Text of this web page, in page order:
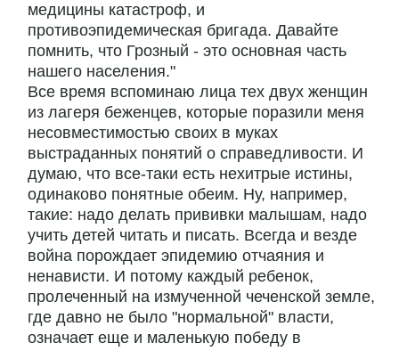
медицины катастроф, и
противоэпидемическая бригада. Давайте
помнить, что Грозный - это основная часть
нашего населения."
Все время вспоминаю лица тех двух женщин
из лагеря беженцев, которые поразили меня
несовместимостью своих в муках
выстраданных понятий о справедливости. И
думаю, что все-таки есть нехитрые истины,
одинаково понятные обеим. Ну, например,
такие: надо делать прививки малышам, надо
учить детей читать и писать. Всегда и везде
война порождает эпидемию отчаяния и
ненависти. И потому каждый ребенок,
пролеченный на измученной чеченской земле,
где давно не было "нормальной" власти,
означает еще и маленькую победу в